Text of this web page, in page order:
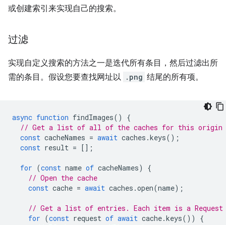
或创建索引来实现自己的搜索。
过滤
实现自定义搜索的方法之一是迭代所有条目，然后过滤出所
需的条目。假设您要查找网址以 .png 结尾的所有项。
async function findImages()
{
// Get a list of all of the caches for this origin
const cacheNames = await caches .keys();
const result = [];
for (const name of cacheNames)
{
// Open the cache
const cache = await caches .open(name);
// Get a list of entries. Each item is a Request
for (const request of await cache.keys())
{